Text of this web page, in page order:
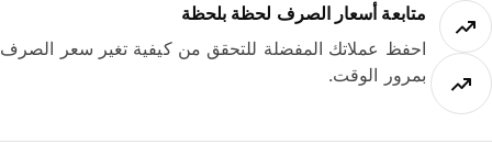
متابعة أسعار الصرف لحظة بلحظة
احفظ عملاتك المفضلة للتحقق من كيفية تغير سعر الصرف
بمرور الوقت.